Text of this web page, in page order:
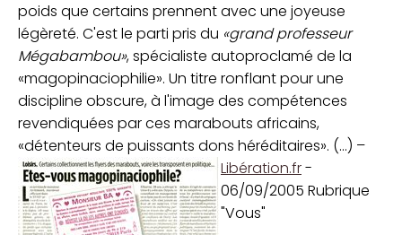
poids que certains prennent avec une joyeuse
légèreté. C'est le parti pris du «grand professeur
Mégabambou», spécialiste autoproclamé de la
«magopinaciophilie». Un titre ronflant pour une
discipline obscure, à l'image des compétences
revendiquées par ces marabouts africains,
«détenteurs de puissants dons héréditaires». (...) –
Libération.fr-
06/09/2005 Rubrique
"Vous"